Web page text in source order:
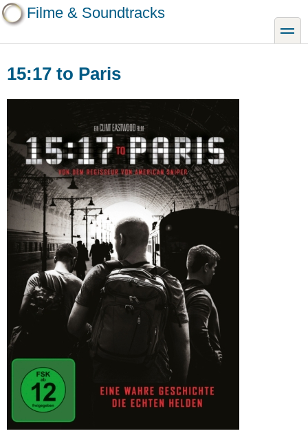
Direkt
zum Filme & Soundtracks
toggle
15:17 to Paris